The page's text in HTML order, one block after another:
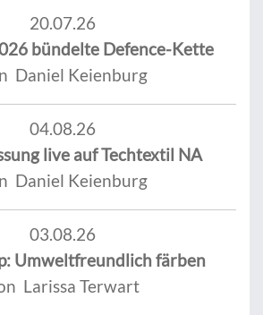
20.07.26
bündelte Defence-Kette
Daniel Keienburg
04.08.26
live auf Techtextil NA
Daniel Keienburg
03.08.26
Umweltfreundlich färben
Larissa Terwart